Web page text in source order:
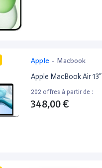
Apple - Macbook
Apple MacBook Air
202 offres à partir de :
348,00 €